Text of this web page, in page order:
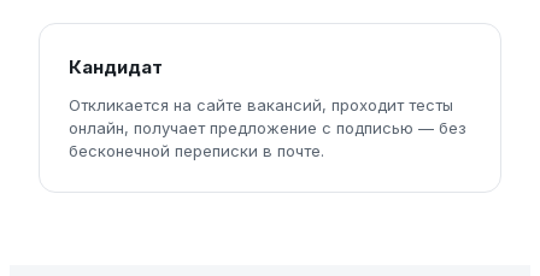
Кандидат
Откликается на сайте вакансий, проходит тесты
онлайн, получает предложение с подписью — без
бесконечной переписки в почте.